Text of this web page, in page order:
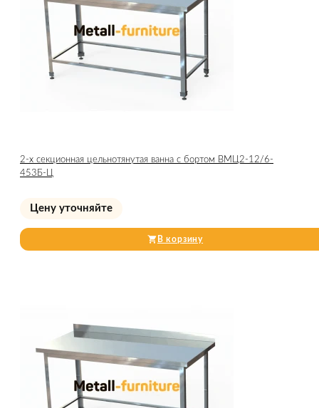
2-х секционная цельнотянутая ванна с бортом ВМЦ2-12/6-
453Б-Ц
Цену уточняйте
В корзину